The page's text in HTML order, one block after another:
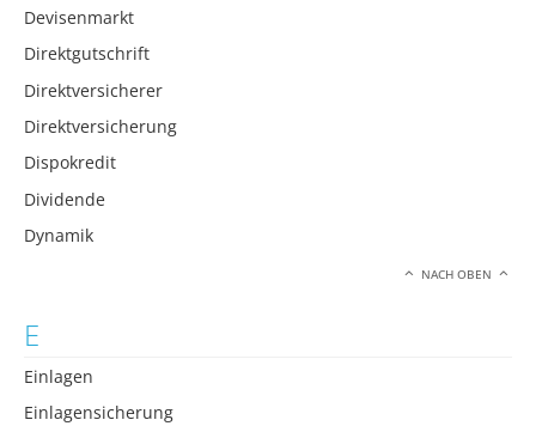
Devisenmarkt
Direktgutschrift
Direktversicherer
Direktversicherung
Dispokredit
Dividende
Dynamik
NACH OBEN
E
Einlagen
Einlagensicherung